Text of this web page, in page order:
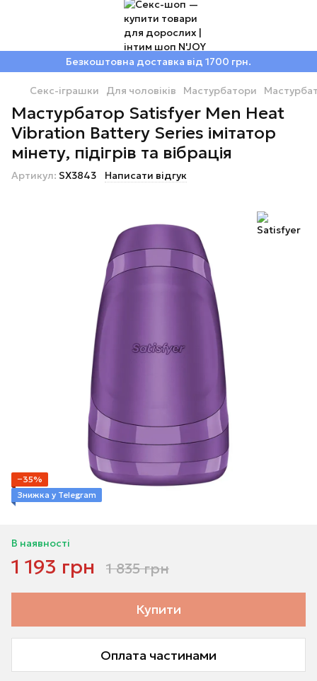
Безкоштовна доставка від 1700 грн.
Секс-іграшки Для чоловіків Мастурбатори
Мастурбатор Satisfyer Men Heat
Vibration Battery Series імітатор
мінету, підігрів та вібрація
Артикул: SX3843 Написати відгук
−35%
Знижка у Telegram
В наявності
1 193 грн 1 835 грн
Купити
Оплата частинами